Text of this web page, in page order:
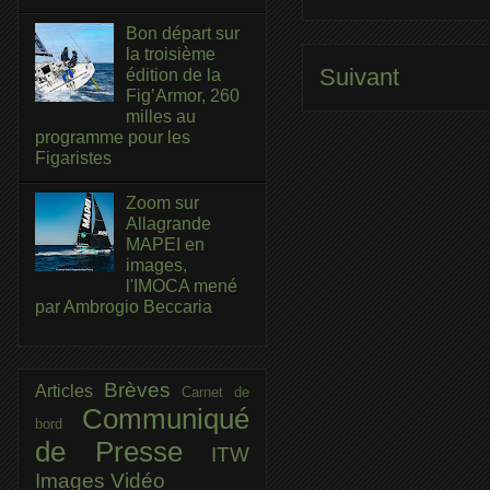
Suivant
Bon départ sur
la troisième
édition de la
Fig’Armor, 260
milles au
programme pour les
Figaristes
Zoom sur
Allagrande
MAPEI en
images,
l'IMOCA mené
par Ambrogio Beccaria
Articles BrèvesCarnet de
bord Communiqué
de Presse
ITW
Images Vidéo